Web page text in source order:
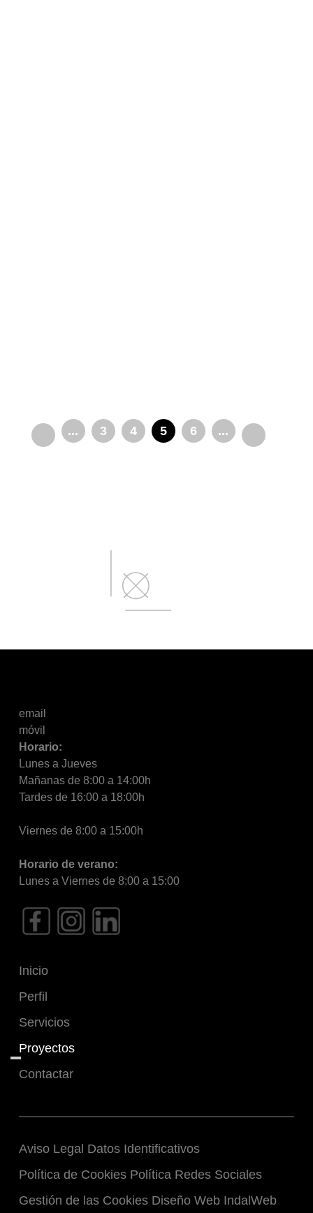
... 3 4 5 6 ...
Inicio
Perfil
Servicios
Proyectos
Contactar
email
móvil
Horario:
Lunes a Jueves
Mañanas de 8:00 a 14:00h
Tardes de 16:00 a 18:00h
Viernes de 8:00 a 15:00h
Horario de verano:
Lunes a Viernes de 8:00 a 15:00
Aviso Legal Datos Identificativos
Política de Cookies Política Redes Sociales
Gestión de las Cookies Diseño Web IndalWeb